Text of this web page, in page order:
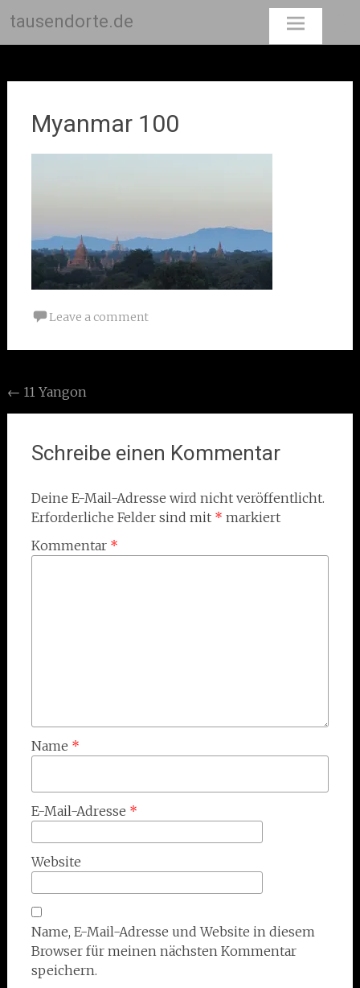
tausendorte.de
Myanmar 100
Leave a comment
Post
navigation
← 11 Yangon
Schreibe einen Kommentar
Deine E-Mail-Adresse wird nicht veröffentlicht.
Erforderliche Felder sind mit * markiert
Kommentar *
Name *
E-Mail-Adresse *
Website
Name, E-Mail-Adresse und Website in diesem
Browser für meinen nächsten Kommentar
speichern.